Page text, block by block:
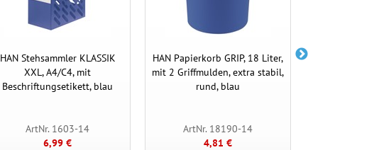
HAN Stehsammler KLASSIK
XXL, A4/C4, mit
Beschriftungsetikett, blau
ArtNr. 1603-14
6,99 €
HAN Papierkorb GRIP, 18 Liter,
mit 2 Griffmulden, extra stabil,
rund, blau
ArtNr. 18190-14
4,81 €